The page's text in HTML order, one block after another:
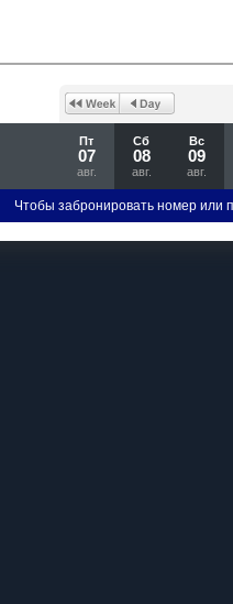
Пт
07
авг.
Сб
08
авг.
Вс
09
авг.
Чтобы забронировать номер